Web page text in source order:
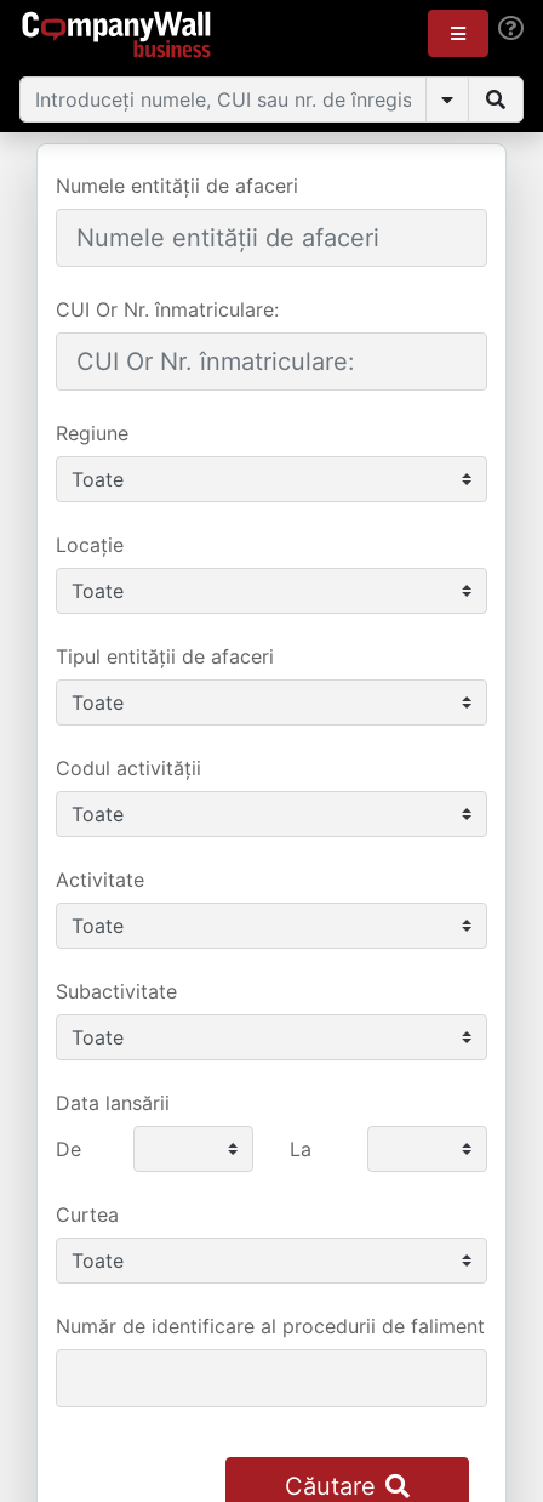
Numele entității de afaceri
CUI Or Nr. înmatriculare:
Regiune
Locație
Tipul entității de afaceri
Codul activității
Activitate
Subactivitate
Data lansării
De
La
Curtea
Număr de identificare al procedurii de faliment
Căutare